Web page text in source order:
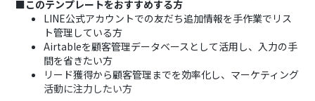
■このテンプレートをおすすめする方
LINE公式アカウントでの友だち追加情報を手作業でリス
ト管理している方
Airtableを顧客管理データベースとして活用し、入力の手
間を省きたい方
リード獲得から顧客管理までを効率化し、マーケティング
活動に注力したい方